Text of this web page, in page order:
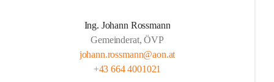
Ing. Johann Rossmann
Gemeinderat, ÖVP
johann.rossmann@aon.at
+43 664 4001021